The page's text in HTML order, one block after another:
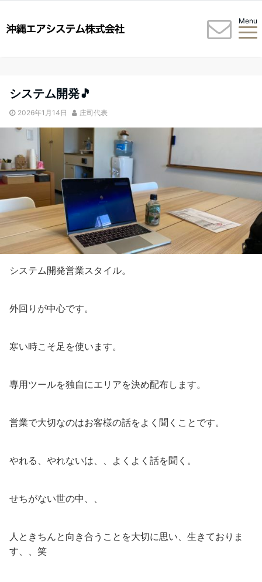
Menu
システム開発🎵
2026年1月14日 庄司代表
システム開発営業スタイル。
外回りが中心です。
寒い時こそ足を使います。
専用ツールを独自にエリアを決め配布します。
営業で大切なのはお客様の話をよく聞くことです。
やれる、やれないは、、よくよく話を聞く。
せちがない世の中、、
人ときちんと向き合うことを大切に思い、生きておりま
す、、笑